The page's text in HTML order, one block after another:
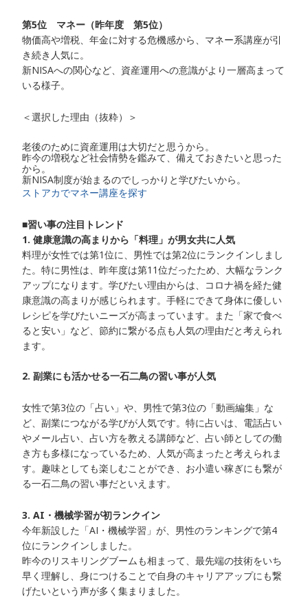
第5位 マネー（昨年度 第5位）
物価高や増税、年金に対する危機感から、マネー系講座が引
き続き人気に。
新NISAへの関心など、資産運用への意識がより一層高まって
いる様子。
＜選択した理由（抜粋）＞
老後のために資産運用は大切だと思うから。
昨今の増税など社会情勢を鑑みて、備えておきたいと思った
から。
新NISA制度が始まるのでしっかりと学びたいから。
ストアカでマネー講座を探す
■習い事の注目トレンド
1. 健康意識の高まりから「料理」が男女共に人気
料理が女性では第1位に、男性では第2位にランクインしまし
た。特に男性は、昨年度は第11位だったため、大幅なランク
アップになります。学びたい理由からは、コロナ禍を経た健
康意識の高まりが感じられます。手軽にできて身体に優しい
レシピを学びたいニーズが高まっています。また「家で食べ
ると安い」など、節約に繋がる点も人気の理由だと考えられ
ます。
2. 副業にも活かせる一石二鳥の習い事が人気
女性で第3位の「占い」や、男性で第3位の「動画編集」な
ど、副業につながる学びが人気です。特に占いは、電話占い
やメール占い、占い方を教える講師など、占い師としての働
き方も多様になっているため、人気が高まったと考えられま
す。趣味としても楽しむことができ、お小遣い稼ぎにも繋が
る一石二鳥の習い事だといえます。
3. AI・機械学習が初ランクイン
今年新設した「AI・機械学習」が、男性のランキングで第4
位にランクインしました。
昨今のリスキリングブームも相まって、最先端の技術をいち
早く理解し、身につけることで自身のキャリアアップにも繋
げたいという声が多く集まりました。